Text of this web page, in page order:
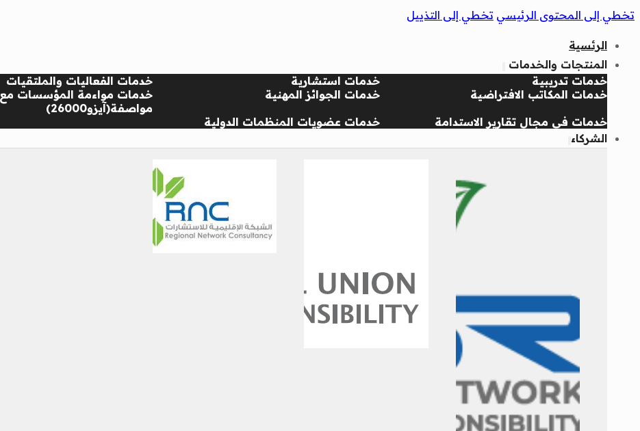
تخطي إلى المحتوى الرئيسي تخطي إلى التذييل
الرئسية
المنتجات والخدمات
خدمات تدريبية
خدمات استشارية خدمات الفعاليات والملتقيات
خدمات المكاتب الافتراضية
خدمات الجوائز المهنية
خدمات مواءمة المؤسسات مع
مواصفة(آيزو26000)
خدمات في مجال تقارير الاستدامة
خدمات عضويات المنظمات الدولية
الشركاء